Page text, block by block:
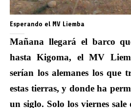
Esperando el MV Liemba
Mañana llegará el barco
hasta Kigoma, el MV
serían los alemanes los que
estas tierras, y donde ha
un siglo. Solo los viernes